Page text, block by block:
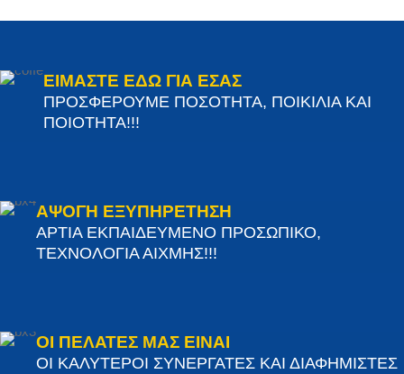
ΕΙΜΑΣΤΕ ΕΔΩ ΓΙΑ ΕΣΑΣ
ΠΡΟΣΦΕΡΟΥΜΕ ΠΟΣΟΤΗΤΑ, ΠΟΙΚΙΛΙΑ ΚΑΙ
ΠΟΙΟΤΗΤΑ!!!
ΑΨΟΓΗ ΕΞΥΠΗΡΕΤΗΣΗ
ΑΡΤΙΑ ΕΚΠΑΙΔΕΥΜΕΝΟ ΠΡΟΣΩΠΙΚΟ,
ΤΕΧΝΟΛΟΓΙΑ ΑΙΧΜΗΣ!!!
ΟΙ ΠΕΛΑΤΕΣ ΜΑΣ ΕΙΝΑΙ
ΟΙ ΚΑΛΥΤΕΡΟΙ ΣΥΝΕΡΓΑΤΕΣ ΚΑΙ ΔΙΑΦΗΜΙΣΤΕΣ